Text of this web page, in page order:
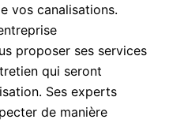
vos canalisations.
proposer ses services
qui seront
Ses experts
de manière